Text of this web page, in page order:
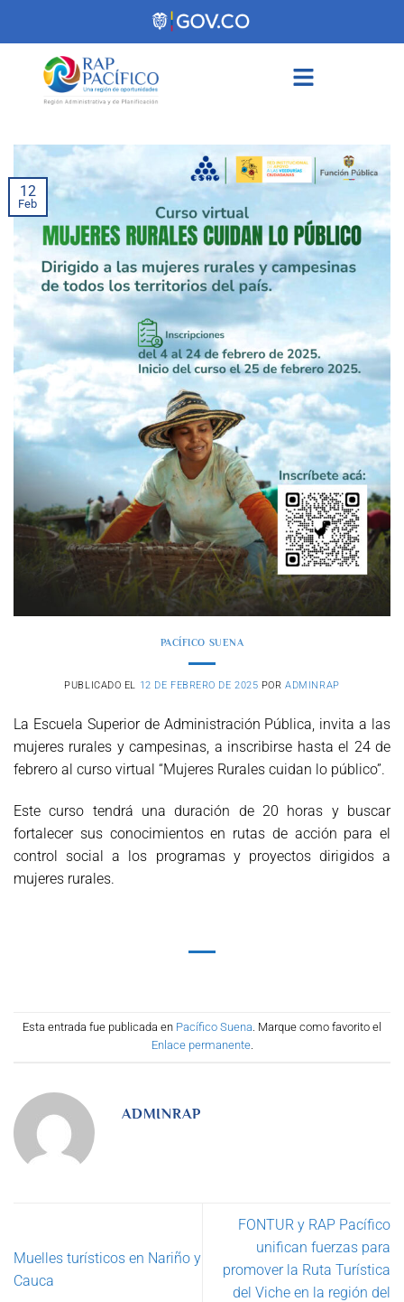
12
Feb
PACÍFICO SUENA
PUBLICADO EL 12 DE FEBRERO DE 2025 PORADMINRAP
La Escuela Superior de Administración Pública, invita a las
mujeres rurales y campesinas, a inscribirse hasta el 24 de
febrero al curso virtual “Mujeres Rurales cuidan lo público”.
Este curso tendrá una duración de 20 horas y buscar
fortalecer sus conocimientos en rutas de acción para el
control social a los programas y proyectos dirigidos a
mujeres rurales.
Esta entrada fue publicada en Pacífico Suena. Marque como favorito el
Enlace permanente.
ADMINRAP
Muelles turísticos en Nariño y
Cauca
FONTUR y RAP Pacífico
unifican fuerzas para
promover la Ruta Turística
del Viche en la región del